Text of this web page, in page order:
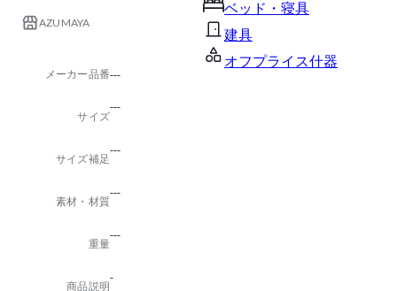
ベッド・寝具
建具
オフプライス什器
AZUMAYA
メーカー品番---
サイズ
---
サイズ補足
---
素材・材質
---
重量
---
商品説明
-